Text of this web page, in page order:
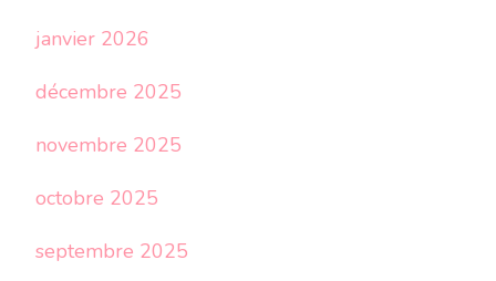
janvier 2026
décembre 2025
novembre 2025
octobre 2025
septembre 2025